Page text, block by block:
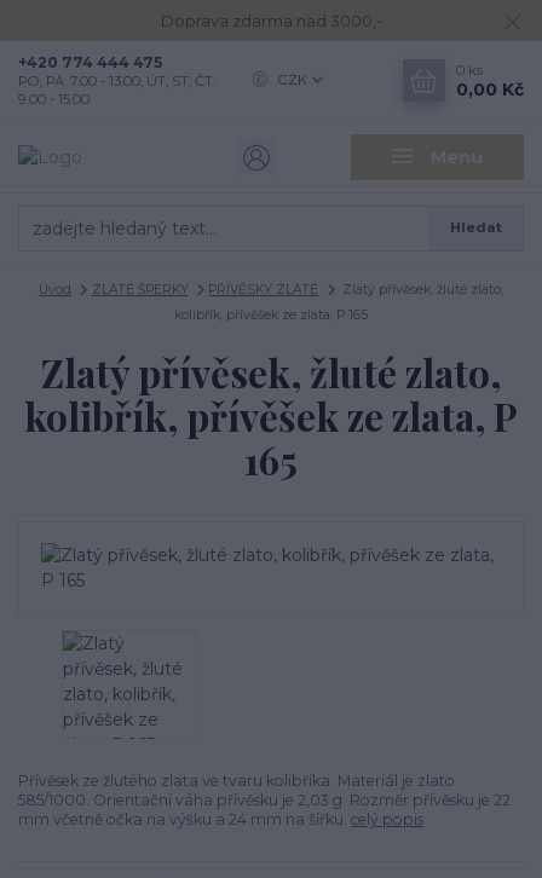
Doprava zdarma nad 3000,-
Menu
CZK
Hledat
+420 774 444 475
PO, PÁ: 7.00 - 13.00, ÚT, ST, ČT:
9.00 - 15.00
0 ks
0,00 Kč
Úvod ZLATÉ ŠPERKY PŘÍVĚSKY ZLATÉ
Zlatý přívěsek, žluté zlato,
kolibřík, přívěšek ze zlata, P 165
Zlatý přívěsek, žluté zlato,
kolibřík, přívěšek ze zlata, P
165
Přívěsek ze žlutého zlata ve tvaru kolibříka. Materiál je zlato
585/1000. Orientační váha přívěsku je 2,03 g. Rozměr přívěsku je 22
mm včetně očka na výšku a 24 mm na šířku. celý popis